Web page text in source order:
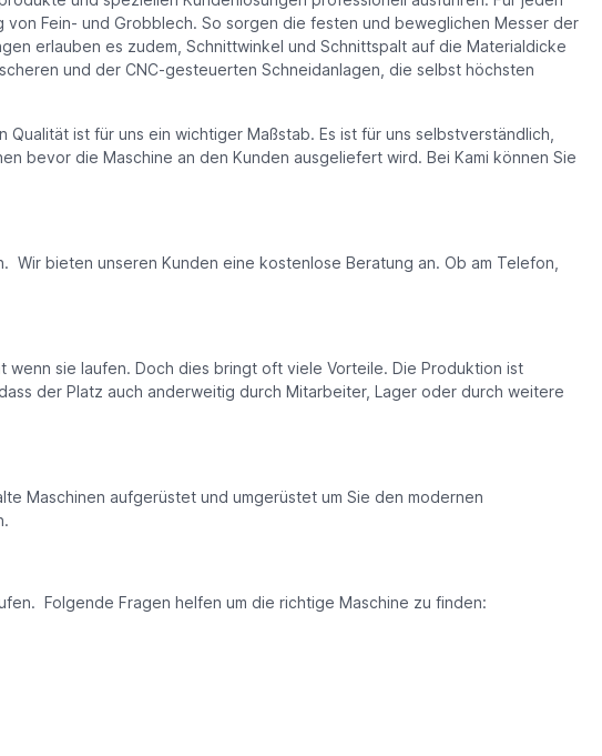
Fein- und Grobblech. So sorgen die festen und beweglichen Messer der
erlauben es zudem, Schnittwinkel und Schnittspalt auf die Materialdicke
und der CNC-gesteuerten Schneidanlagen, die selbst höchsten
ist für uns ein wichtiger Maßstab. Es ist für uns selbstverständlich,
bevor die Maschine an den Kunden ausgeliefert wird. Bei Kami können Sie
bieten unseren Kunden eine kostenlose Beratung an. Ob am Telefon,
sie laufen. Doch dies bringt oft viele Vorteile. Die Produktion ist
der Platz auch anderweitig durch Mitarbeiter, Lager oder durch weitere
Maschinen aufgerüstet und umgerüstet um Sie den modernen
Folgende Fragen helfen um die richtige Maschine zu finden: